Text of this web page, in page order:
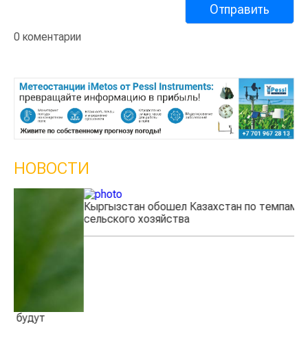
0 коментарии
НОВОСТИ
Кыргызстан обошел Казахстан по темпам роста
сельского хозяйства